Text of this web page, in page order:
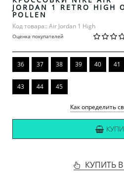
JORDAN 1 RETRO HIGH
POLLEN
Код товара:: Air Jordan 1 High
Оценка покупателей
36 37 38 39 40 41
43 44 45
Как определить
КУПИТЬ